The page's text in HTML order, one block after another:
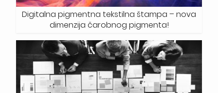
Digitalna pigmentna tekstilna štampa – nova
dimenzija čarobnog pigmenta!